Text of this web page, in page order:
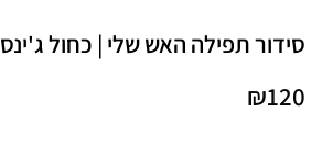
סידור תפילה האש שלי | כחול ג'ינס
₪120